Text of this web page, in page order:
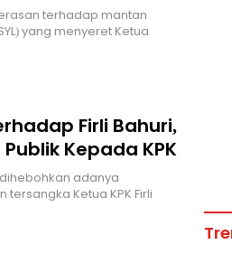
terhadap mantan
yang menyeret Ketua
Firli Bahuri,
Kepada KPK
dihebohkan adanya
Ketua KPK Firli